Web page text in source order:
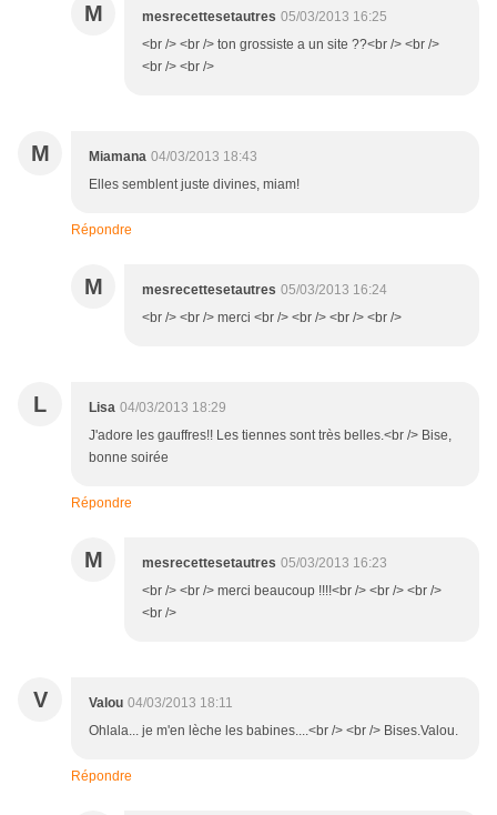
M mesrecettesetautres 05/03/2013 16:25
<br /> <br /> ton grossiste a un site ??<br /> <br />
<br /> <br />
M Miamana 04/03/2013 18:43
Elles semblent juste divines, miam!
Répondre
M mesrecettesetautres 05/03/2013 16:24
<br /> <br /> merci <br /> <br /> <br /> <br />
L Lisa 04/03/2013 18:29
J'adore les gauffres!! Les tiennes sont très belles.<br /> Bise,
bonne soirée
Répondre
M mesrecettesetautres 05/03/2013 16:23
<br /> <br /> merci beaucoup !!!!<br /> <br /> <br />
<br />
V Valou 04/03/2013 18:11
Ohlala... je m'en lèche les babines....<br /> <br /> Bises.Valou.
Répondre